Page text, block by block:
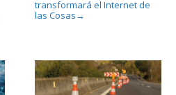
transformará el Internet de
las Cosas →